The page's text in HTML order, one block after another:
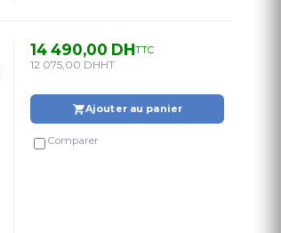
14 490,00 DHTTC
12 075,00 DHHT
Ajouter au panier
Comparer